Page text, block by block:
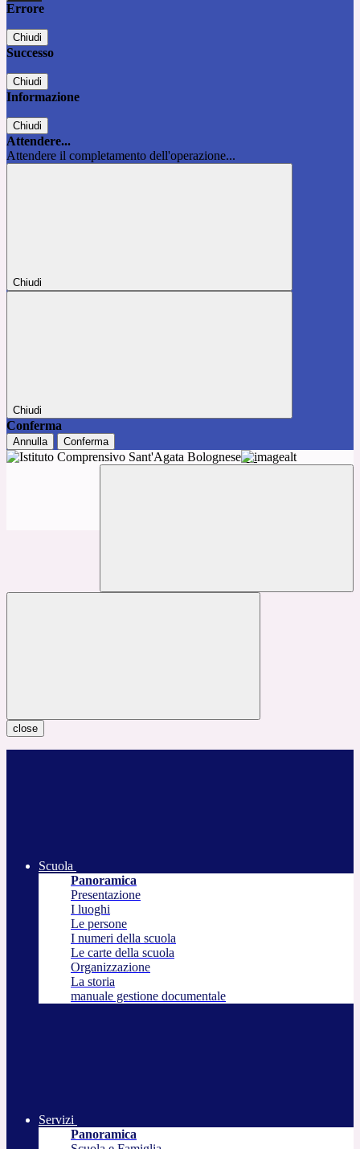
Errore
Chiudi
Successo
Chiudi
Informazione
Chiudi
Attendere...
Attendere il completamento dell'operazione...
Chiudi
Chiudi
Conferma
Annulla Conferma
close
Scuola
Panoramica
Presentazione
I luoghi
Le persone
I numeri della scuola
Le carte della scuola
Organizzazione
La storia
manuale gestione documentale
Servizi
Panoramica